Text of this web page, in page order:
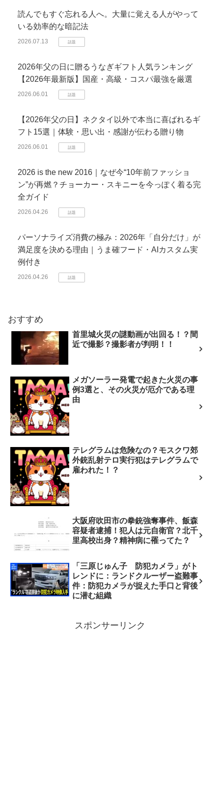
読んでもすぐ忘れる人へ。大量に覚える人がやって
いる効率的な暗記法
2026.07.13 話題
2026年父の日に贈るうなぎギフト人気ランキング
【2026年最新版】国産・高級・コスパ最強を厳選
2026.06.01 話題
【2026年父の日】ネクタイ以外で本当に喜ばれるギ
フト15選｜体験・思い出・感謝が伝わる贈り物
2026.06.01 話題
2026 is the new 2016｜なぜ今“10年前ファッショ
ン”が再燃？チョーカー・スキニーを今っぽく着る完
全ガイド
2026.04.26 話題
パーソナライズ消費の極み：2026年「自分だけ」が
満足度を決める理由｜うま確フード・AIカスタム実
例付き
2026.04.26 話題
おすすめ
首里城火災の謎動画が出回る！？間
近で撮影？撮影者が判明！！
メガソーラー発電で起きた火災の事
例3選と、その火災が厄介である理
由
テレグラムは危険なの？モスクワ郊
外銃乱射テロ実行犯はテレグラムで
雇われた！？
大阪府吹田市の拳銃強奪事件、飯森
容疑者逮捕！犯人は元自衛官？北千
里高校出身？精神病に罹ってた？
「三原じゅん子 防犯カメラ」がト
レンドに：ランドクルーザー盗難事
件：防犯カメラが捉えた手口と背後
に潜む組織
スポンサーリンク